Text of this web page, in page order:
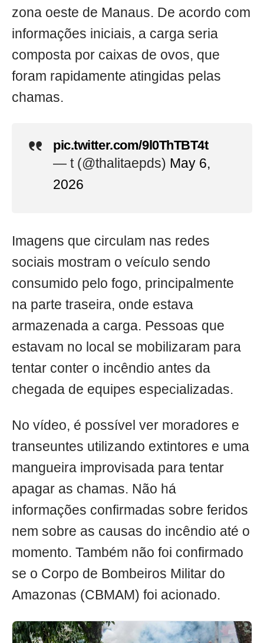
zona oeste de Manaus. De acordo com
informações iniciais, a carga seria
composta por caixas de ovos, que
foram rapidamente atingidas pelas
chamas.
pic.twitter.com/9l0ThTBT4t
— t (@thalitaepds) May 6,
2026
Imagens que circulam nas redes
sociais mostram o veículo sendo
consumido pelo fogo, principalmente
na parte traseira, onde estava
armazenada a carga. Pessoas que
estavam no local se mobilizaram para
tentar conter o incêndio antes da
chegada de equipes especializadas.
No vídeo, é possível ver moradores e
transeuntes utilizando extintores e uma
mangueira improvisada para tentar
apagar as chamas. Não há
informações confirmadas sobre feridos
nem sobre as causas do incêndio até o
momento. Também não foi confirmado
se o Corpo de Bombeiros Militar do
Amazonas (CBMAM) foi acionado.